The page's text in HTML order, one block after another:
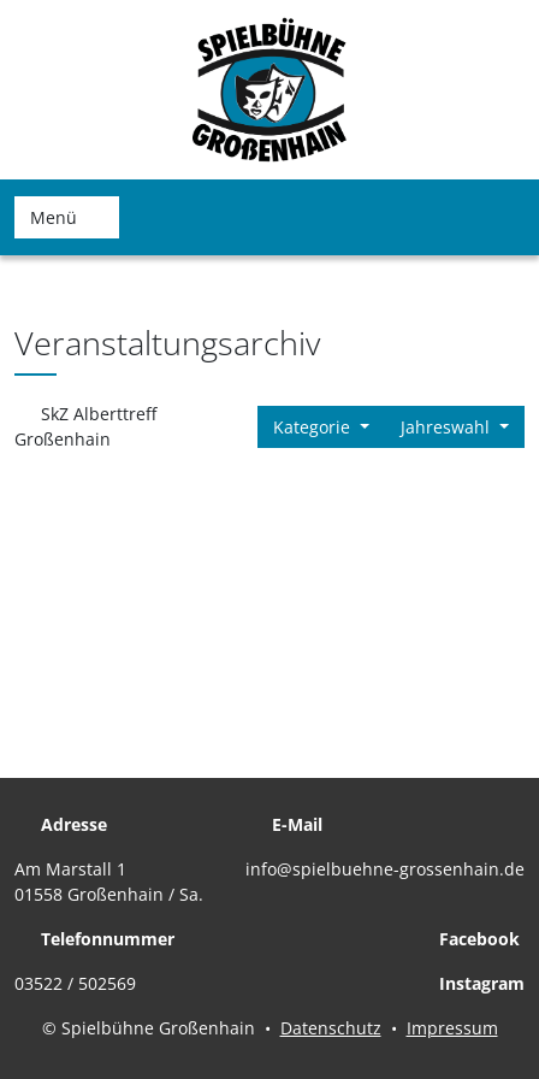
Menü
Veranstaltungsarchiv
SkZ Alberttreff
Großenhain
Kategorie Jahreswahl
Adresse
Am Marstall 1
01558 Großenhain / Sa.
E-Mail
info@spielbuehne-grossenhain.de
Telefonnummer
03522 / 502569
Facebook
Instagram
© Spielbühne Großenhain • Datenschutz • Impressum